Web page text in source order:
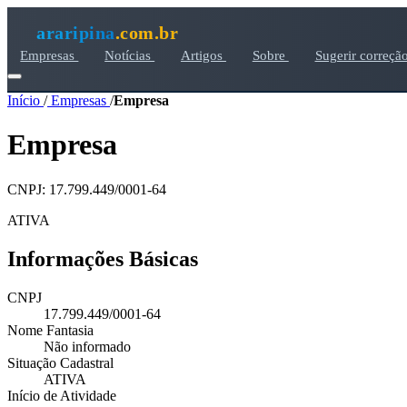
araripina.com.br
Empresas Notícias Artigos Sobre Sugerir
Início /Empresas /Empresa
Empresa
CNPJ: 17.799.449/0001-64
ATIVA
Informações Básicas
CNPJ
17.799.449/0001-64
Nome Fantasia
Não informado
Situação Cadastral
ATIVA
Início de Atividade